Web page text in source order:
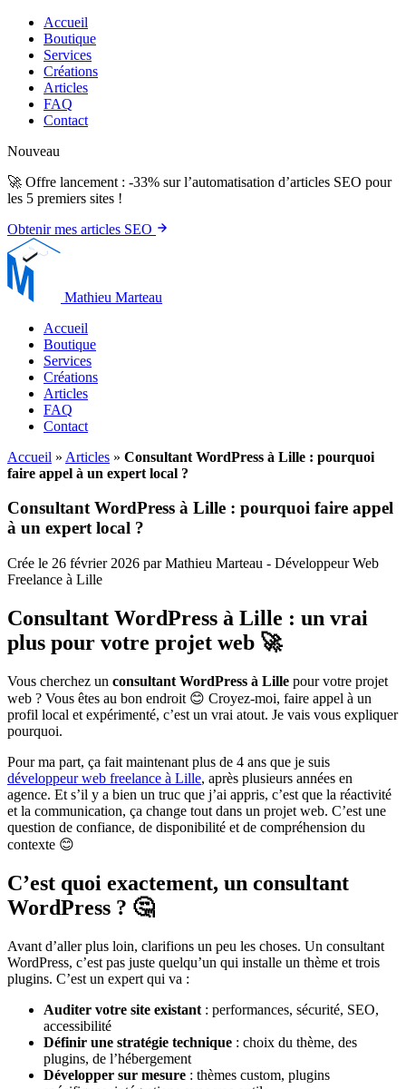
Accueil
Boutique
Services
Créations
Articles
FAQ
Contact
Nouveau
🚀 Offre lancement : -33% sur l’automatisation d’articles SEO pour
les 5 premiers sites !
Obtenir mes articles SEO
Mathieu Marteau
Accueil
Boutique
Services
Créations
Articles
FAQ
Contact
Accueil » Articles » Consultant WordPress à Lille : pourquoi
faire appel à un expert local ?
Consultant WordPress à Lille : pourquoi faire appel
à un expert local ?
Crée le 26 février 2026 par Mathieu Marteau - Développeur Web
Freelance à Lille
Consultant WordPress à Lille : un vrai
plus pour votre projet web 🚀
Vous cherchez un consultant WordPress à Lille pour votre projet
web ? Vous êtes au bon endroit 😊 Croyez-moi, faire appel à un
profil local et expérimenté, c’est un vrai atout. Je vais vous expliquer
pourquoi.
Pour ma part, ça fait maintenant plus de 4 ans que je suis
développeur web freelance à Lille, après plusieurs années en
agence. Et s’il y a bien un truc que j’ai appris, c’est que la réactivité
et la communication, ça change tout dans un projet web. C’est une
question de confiance, de disponibilité et de compréhension du
contexte 😊
C’est quoi exactement, un consultant
WordPress ? 🤔
Avant d’aller plus loin, clarifions un peu les choses. Un consultant
WordPress, c’est pas juste quelqu’un qui installe un thème et trois
plugins. C’est un expert qui va :
Auditer votre site existant : performances, sécurité, SEO,
accessibilité
Définir une stratégie technique : choix du thème, des
plugins, de l’hébergement
Développer sur mesure : thèmes custom, plugins